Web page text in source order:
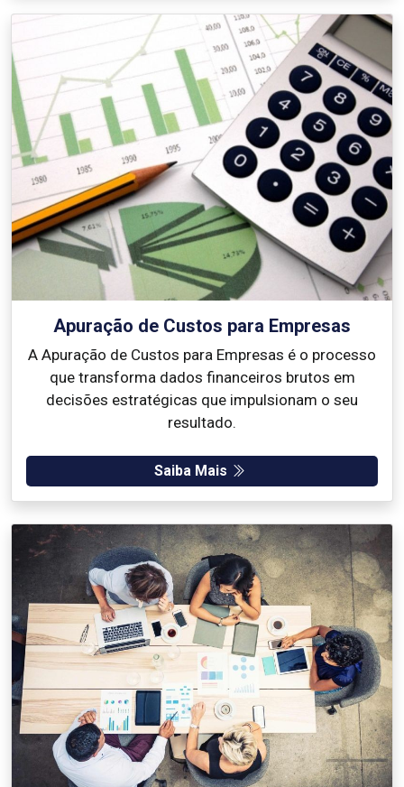
Apuração de Custos para Empresas
A Apuração de Custos para Empresas é o processo
que transforma dados financeiros brutos em
decisões estratégicas que impulsionam o seu
resultado.
Saiba Mais